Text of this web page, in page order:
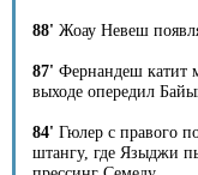
88' Жоау Невеш
87' Фернандеш катит
выходе опередил
84' Гюлер с правого
штангу, где Языджи